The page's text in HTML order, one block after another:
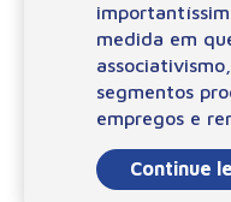
medida em
segmentos
empregos e
Continue